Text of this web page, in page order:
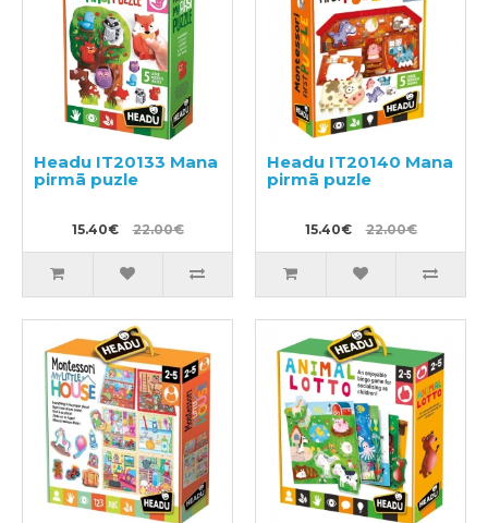
Headu IT20133 Mana
pirmā puzle
15.40€ 22.00€
Headu IT20140 Mana
pirmā puzle
15.40€ 22.00€